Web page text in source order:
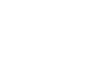
Nanoprint
Enerji
Nanoprint toner,
sayesinde yüksek
özellikler sunar.